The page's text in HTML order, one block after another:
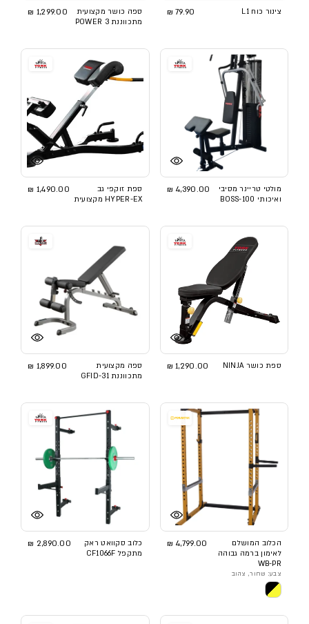
צינור כוח L1 79.90 ₪
ספה כושר מקצועית
מתכווננת POWER 3
1,299.00 ₪
מולטי טריינר מסיבי
ואיכותי BOSS-100
4,390.00 ₪
ספת זוקפי גב
HYPER-EX מקצועית
1,490.00 ₪
ספת כושר NINJA 1,290.00 ₪
ספה מקצועית
מתכווננת GFID-31
1,899.00 ₪
הכלוב המושלם
לאימון ברמה גבוהה
WB-PR
4,799.00 ₪
צבע: שחור, צהוב
כלוב סקוואט ראק
מתקפל CF1066F
2,890.00 ₪